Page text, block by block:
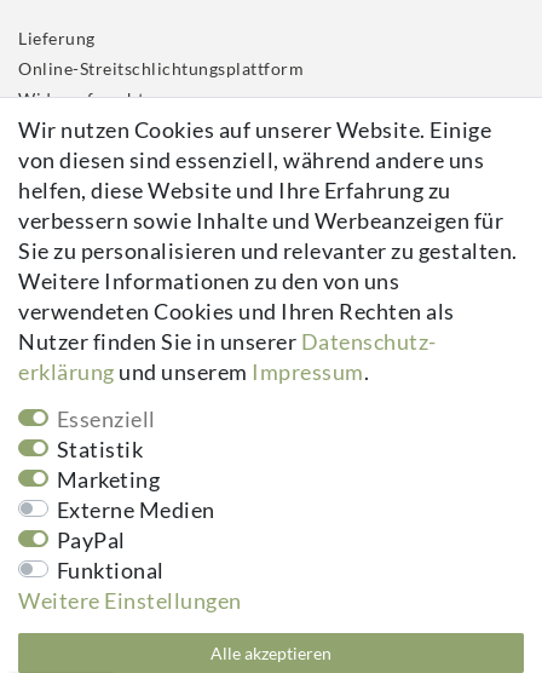
Lieferung
Online-Streitschlichtungsplattform
Widerrufs­recht
Impressum
Daten­schutz­erklärung
AGB
Kontakt
Vertrag widerrufen
Newsletter
E-MAIL **
Newsletter
Hiermit bestätige ich, dass ich die
Meine Einwilligung kann ich jederzeit widerrufen.**
Wir nutzen Cookies auf unserer Website. Einige
von diesen sind essenziell, während andere uns
helfen, diese Website und Ihre Erfahrung zu
verbessern sowie Inhalte und Werbeanzeigen für
Sie zu personalisieren und relevanter zu gestalten.
Weitere Informationen zu den von uns
verwendeten Cookies und Ihren Rechten als
Nutzer finden Sie in unserer Daten­schutz­
erklärung und unserem Impressum.
Essenziell
Statistik
Marketing
Externe Medien
PayPal
Funktional
Weitere Einstellungen
Alle akzeptieren
kuheiga.com - Ihr Online Shop für Gartenzubehör & Wohnaccessoires | Alle
Preise inkl. ges. MwSt. zzgl.